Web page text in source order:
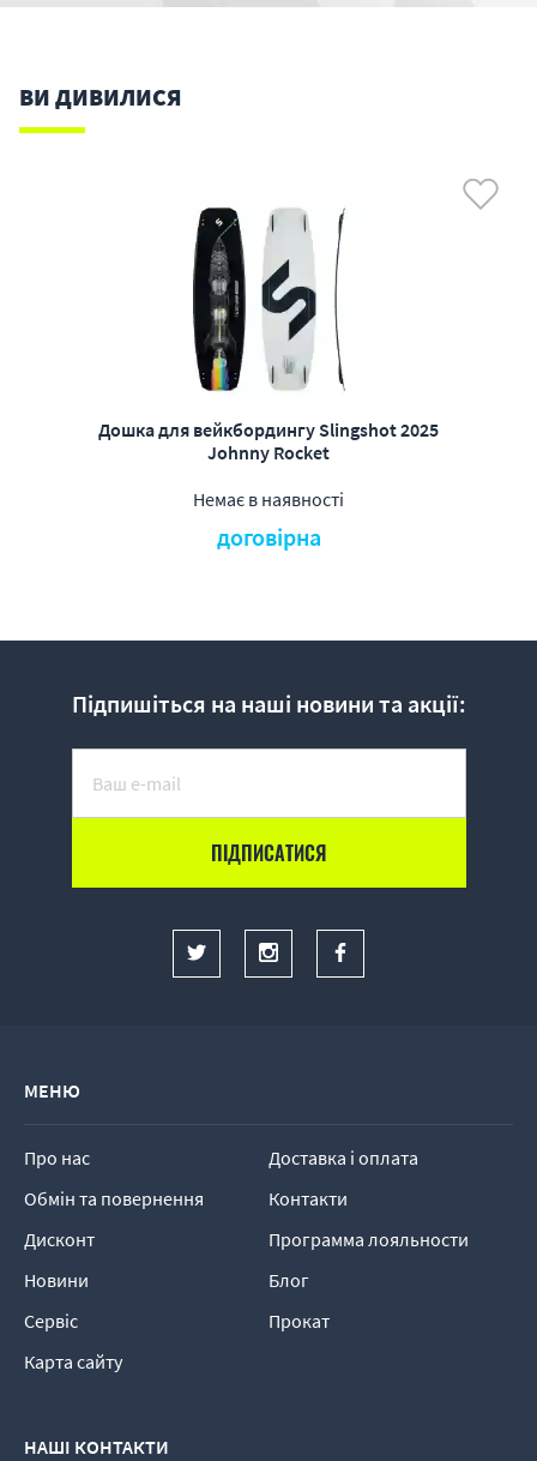
ВИ ДИВИЛИСЯ
Дошка для вейкбордингу Slingshot 2025
Johnny Rocket
Немає в наявності
договірна
Підпишіться на наші новини та акції:
МЕНЮ
Про нас
Доставка і оплата
Обмін та повернення
Контакти
Дисконт
Программа лояльности
Новини
Блог
Сервіс
Прокат
Карта сайту
НАШІ КОНТАКТИ